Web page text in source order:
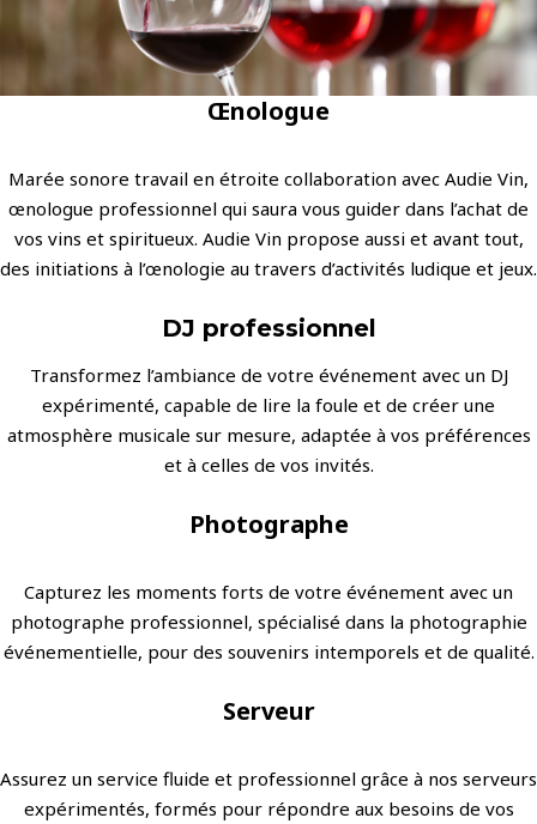
Œnologue
Marée sonore travail en étroite collaboration avec Audie Vin,
œnologue professionnel qui saura vous guider dans l’achat de
vos vins et spiritueux. Audie Vin propose aussi et avant tout,
des initiations à l’œnologie au travers d’activités ludique et jeux.
DJ professionnel
Transformez l’ambiance de votre événement avec un DJ
expérimenté, capable de lire la foule et de créer une
atmosphère musicale sur mesure, adaptée à vos préférences
et à celles de vos invités.
Photographe
Capturez les moments forts de votre événement avec un
photographe professionnel, spécialisé dans la photographie
événementielle, pour des souvenirs intemporels et de qualité.
Serveur
Assurez un service fluide et professionnel grâce à nos serveurs
expérimentés, formés pour répondre aux besoins de vos